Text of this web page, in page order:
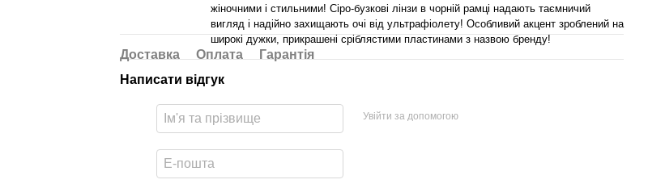
жіночними і стильними! Сіро-бузкові лінзи в чорній рамці надають таємничий
вигляд і надійно захищають очі від ультрафіолету! Особливий акцент зроблений на
широкі дужки, прикрашені сріблястими пластинами з назвою бренду!
Доставка Оплата
Гарантія
Написати відгук
Увійти за допомогою